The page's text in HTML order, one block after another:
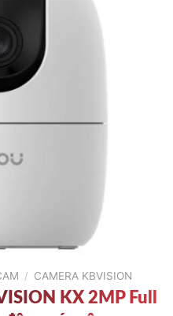
/ CAMERA KBVISION
KX 2MP Full